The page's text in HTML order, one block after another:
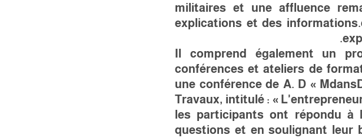
militaires et une affluence
explications et des informations.
Il comprend également un
conférences et ateliers de
une conférence de A. D « Mdans
Travaux, intitulé : «
les participants ont répondu à
questions et en soulignant leur